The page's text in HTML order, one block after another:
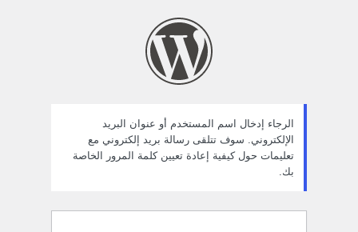
الرجاء إدخال اسم المستخدم أو عنوان البريد
الإلكتروني. سوف تتلقى رسالة بريد إلكتروني مع
تعليمات حول كيفية إعادة تعيين كلمة المرور الخاصة
بك.